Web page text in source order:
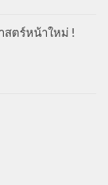
สตร์หน้าใหม่ !